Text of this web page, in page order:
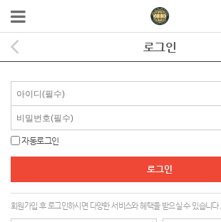
로그인
자동로그인
회원가입 후 로그인하시면 다양한 서비스와 혜택을 받으실 수 있습니다.